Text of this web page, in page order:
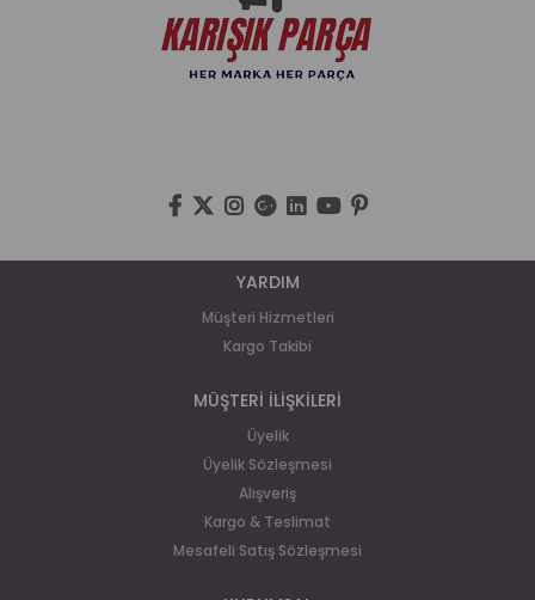
YARDIM
Müşteri Hizmetleri
Kargo Takibi
MÜŞTERİ İLİŞKİLERİ
Üyelik
Üyelik Sözleşmesi
Alışveriş
Kargo & Teslimat
Mesafeli Satış Sözleşmesi